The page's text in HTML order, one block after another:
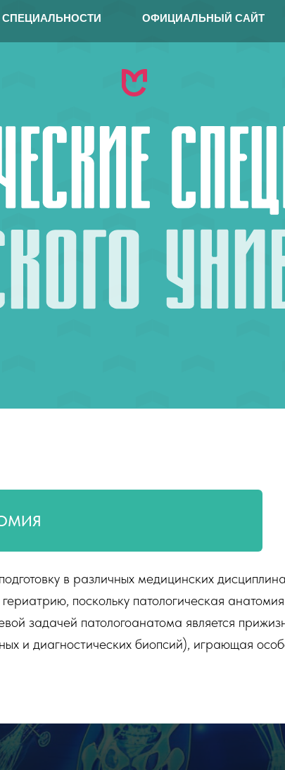
СПЕЦИАЛЬНОСТИ ОФИЦИАЛЬНЫЙ САЙТ
в различных медицинских
поскольку патологическая
задачей патологоанатома является
и диагностических биопсий), играющая